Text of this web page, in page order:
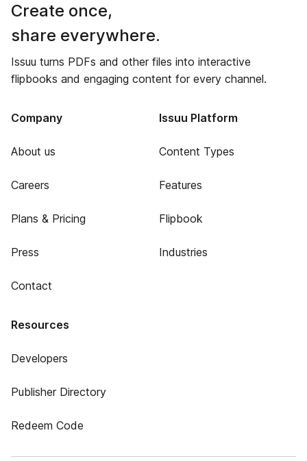
Create once,
share everywhere.
Issuu turns PDFs and other files into interactive
flipbooks and engaging content for every channel.
Company
About us
Careers
Plans & Pricing
Press
Contact
Issuu Platform
Content Types
Features
Flipbook
Industries
Resources
Developers
Publisher Directory
Redeem Code